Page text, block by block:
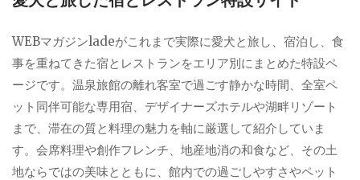
WEBマガジンladeがこれまで実際に愛犬と旅し、宿泊し、食
事を重ねてきた宿とレストランをエリア別にまとめた特設ペ
ージです。温泉旅館の離れ客室で過ごす静かな時間、全室ペ
ット同伴可能な専用宿、デザイナーズホテルや湖畔リゾート
まで、滞在の質と料理の魅力を軸に厳選して紹介していま
す。会席料理や創作フレンチ、地産地消の和食など、その土
地ならではの美味とともに、館内での過ごしやすさやペット